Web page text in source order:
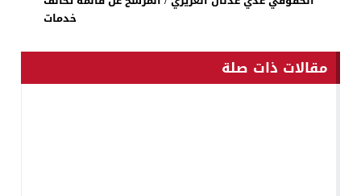
خدمات
مقالات ذات صلة